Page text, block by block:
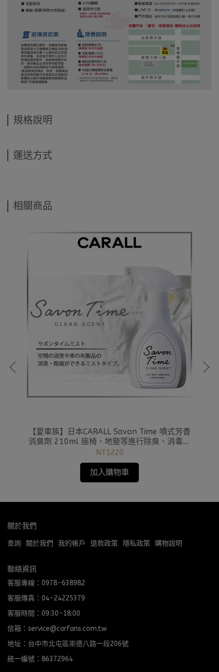
規格說明
運送方式
相關商品
【愛車族】日本CARALL Savon Time 噴式芳香
消臭劑 210ml 座椅、地墊等進行除臭、消毒的
噴霧型
NT$220
加入購物車
關於我們
查詢 關於我們 我的帳戶 退款政策 隱私政策 購物說明
聯絡資訊
客服專線：0978-638982
客服傳真：04-24225379
客服時間：09:30-18:00
信箱：service@carfans.com.tw
地址：台中市北屯區崇德八路一段206號
統一編號：86372964